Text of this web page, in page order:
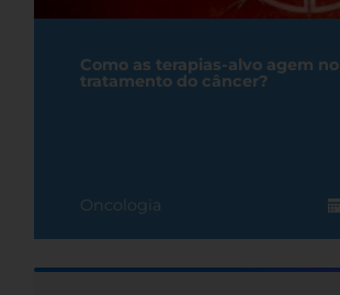
Como as terapias-alvo agem no
tratamento do câncer?
Oncologia